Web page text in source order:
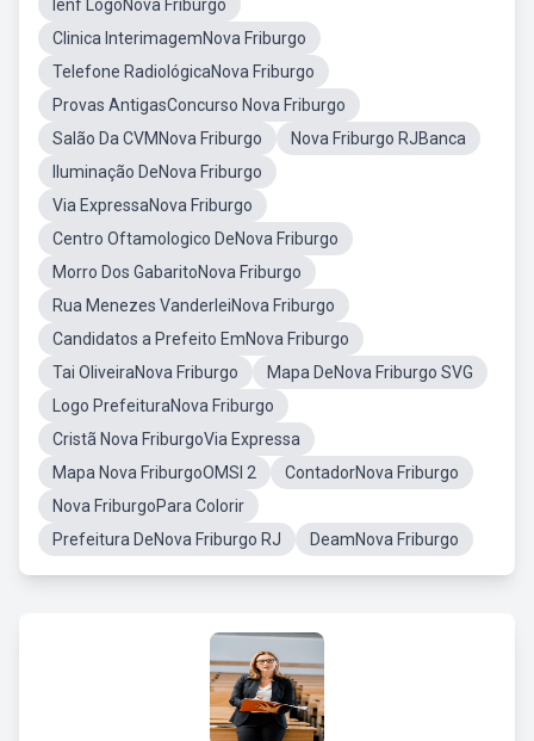
Ienf LogoNova Friburgo
Clinica InterimagemNova Friburgo
Telefone RadiológicaNova Friburgo
Provas AntigasConcurso Nova Friburgo
Salão Da CVMNova Friburgo
Nova Friburgo RJBanca
Iluminação DeNova Friburgo
Via ExpressaNova Friburgo
Centro Oftamologico DeNova Friburgo
Morro Dos GabaritoNova Friburgo
Rua Menezes VanderleiNova Friburgo
Candidatos a Prefeito EmNova Friburgo
Tai OliveiraNova Friburgo
Mapa DeNova Friburgo SVG
Logo PrefeituraNova Friburgo
Cristã Nova FriburgoVia Expressa
Mapa Nova FriburgoOMSI 2
ContadorNova Friburgo
Nova FriburgoPara Colorir
Prefeitura DeNova Friburgo RJ
DeamNova Friburgo